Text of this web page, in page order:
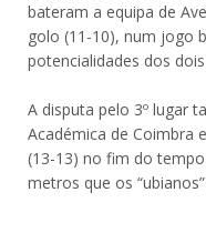
bateram a equipa de
golo (11-10), num jogo
potencialidades dos
A disputa pelo 3º lugar
Académica de Coimbra
(13-13) no fim do
metros que os